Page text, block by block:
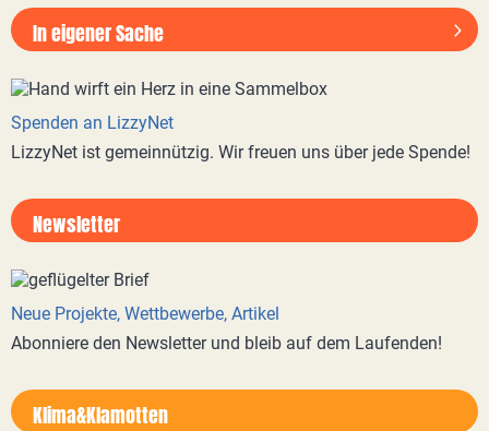
In eigener Sache
Spenden an LizzyNet
LizzyNet ist gemeinnützig. Wir freuen uns über jede Spende!
Newsletter
Neue Projekte, Wettbewerbe, Artikel
Abonniere den Newsletter und bleib auf dem Laufenden!
Klima&Klamotten